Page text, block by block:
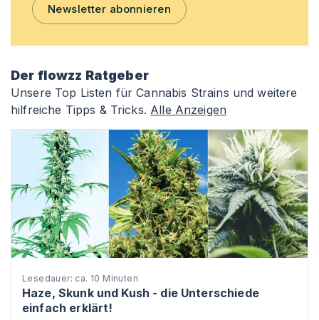
Newsletter abonnieren
Der flowzz Ratgeber
Unsere Top Listen für Cannabis Strains und weitere
hilfreiche Tipps & Tricks. Alle Anzeigen
Lesedauer: ca. 10 Minuten
Haze, Skunk und Kush - die Unterschiede
einfach erklärt!